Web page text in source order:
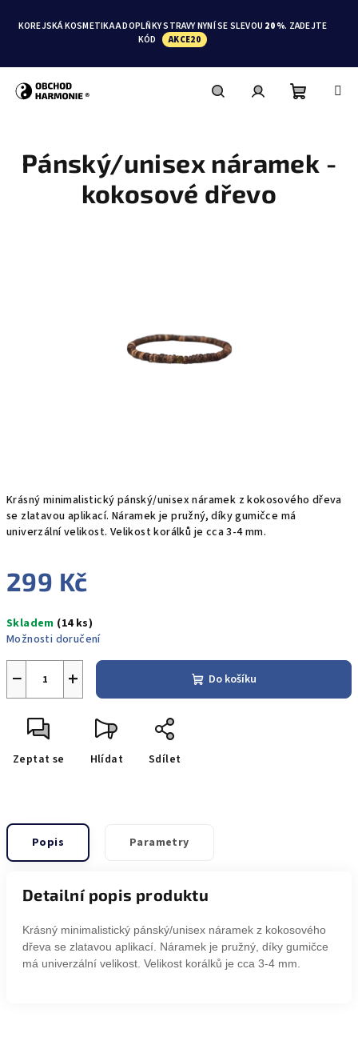
KOREJSKÁ KOSMETIKA A DOPLŇKY STRAVY NYNÍ SE SLEVOU 20 %. ZADEJTE
KÓD
AKCE20
košík
Krásný minimalistický pánský/unisex náramek z kokosového dřeva
se zlatavou aplikací. Náramek je pružný, díky gumičce má
univerzální velikost. Velikost korálků je cca 3-4 mm.
299 Kč
cena:
Skladem (14 ks)
Možnosti doručení
+
− Do košíku
Zeptat se Hlídat Sdílet
Pánský/unisex náramek -
kokosové dřevo
Popis Parametry
Detailní popis produktu
Krásný minimalistický pánský/unisex náramek z kokosového
dřeva se zlatavou aplikací. Náramek je pružný, díky gumičce
má univerzální velikost. Velikost korálků je cca 3-4 mm.